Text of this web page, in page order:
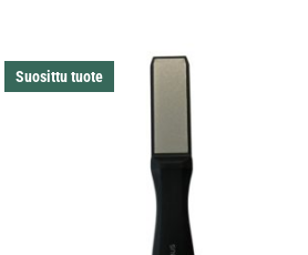
Suosittu tuote